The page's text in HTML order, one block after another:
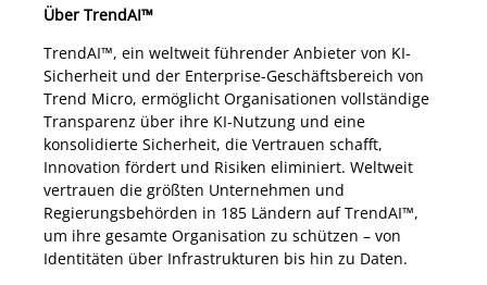
Über TrendAI™
TrendAI™, ein weltweit führender Anbieter von KI-
Sicherheit und der Enterprise-Geschäftsbereich von
Trend Micro, ermöglicht Organisationen vollständige
Transparenz über ihre KI-Nutzung und eine
konsolidierte Sicherheit, die Vertrauen schafft,
Innovation fördert und Risiken eliminiert. Weltweit
vertrauen die größten Unternehmen und
Regierungsbehörden in 185 Ländern auf TrendAI™,
um ihre gesamte Organisation zu schützen – von
Identitäten über Infrastrukturen bis hin zu Daten.